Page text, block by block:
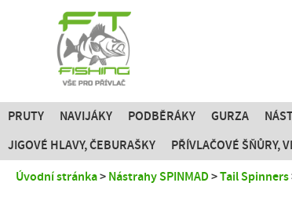
PRUTY NAVIJÁKY PODBĚRÁKY GURZA
JIGOVÉ HLAVY, ČEBURAŠKY PŘÍVLAČOVÉ ŠŇŮRY,
Úvodní stránka Nástrahy SPINMAD Tail Spinners